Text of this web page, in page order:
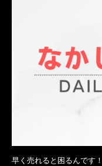
早く売れると困るんです！